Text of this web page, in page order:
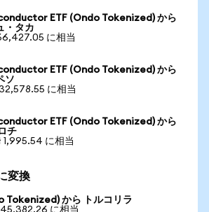
ETF (Ondo Tokenized) から
・タカ
に相当
ETF (Ondo Tokenized) から
ソ
に相当
ETF (Ondo Tokenized) から
チ
1,995.54 に相当
変換
Tokenized) から トルコリラ
に相当